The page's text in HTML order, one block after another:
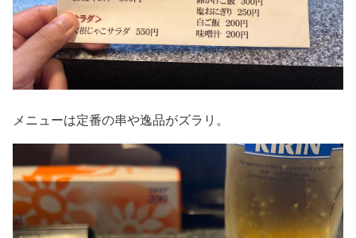
メニューは定番の串や逸品がズラリ。